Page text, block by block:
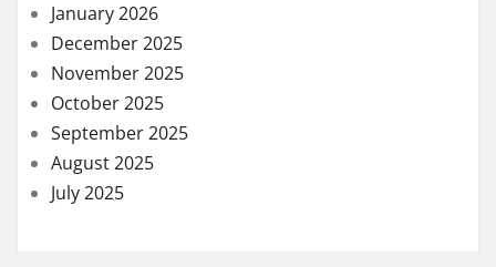
January 2026
December 2025
November 2025
October 2025
September 2025
August 2025
July 2025